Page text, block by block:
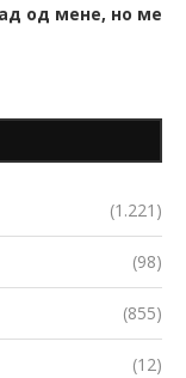
од мене, но ме
(1.221)
(98)
(855)
(12)